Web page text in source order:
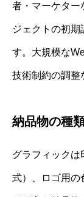
者・マーケター
ジェクトの初期
す。大規模な
技術制約の調整
納品物の種
グラフィック
式）、ロゴ用の